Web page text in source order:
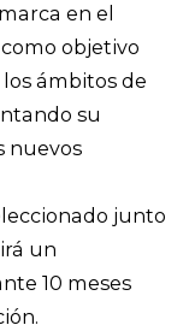
en el
objetivo
ámbitos de
su
nuevos
junto
un
10 meses